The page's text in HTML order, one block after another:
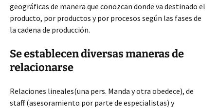
geográficas de manera que conozcan donde va destinado el
producto, por productos y por procesos según las fases de
la cadena de producción.
Se establecen diversas maneras de
relacionarse
Relaciones lineales(una pers. Manda y otra obedece), de
staff (asesoramiento por parte de especialistas) y